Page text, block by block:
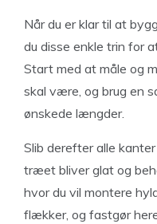
Når du er klar til at
du disse enkle trin for
Start med at måle og
skal være, og brug en
ønskede længder.
Slib derefter alle
træet bliver glat og
hvor du vil montere
flækker, og fastgør